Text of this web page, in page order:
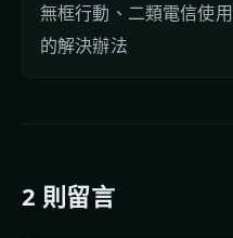
無框行動、二類電信使
的解決辦法
2 則留言